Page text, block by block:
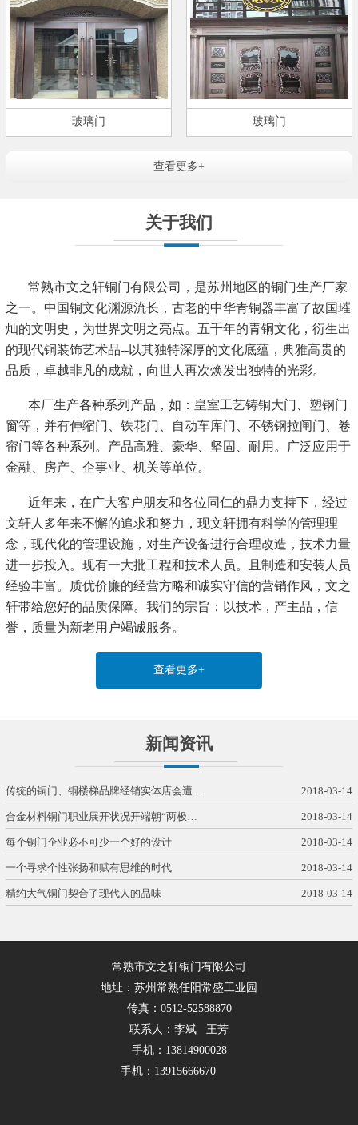
玻璃门 玻璃门
查看更多+
关于我们
常熟市文之轩铜门有限公司
，是苏州地区的铜门生产厂家
之一。中国铜文化渊源流长，古老的中华青铜器丰富了故国璀
灿的文明史，为世界文明之亮点。五千年的青铜文化，衍生出
的现代铜装饰艺术品--以其独特深厚的文化底蕴，典雅高贵的
品质，卓越非凡的成就，向世人再次焕发出独特的光彩。
本厂生产各种系列产品，如：皇室工艺铸铜大门、塑钢门
窗等，并有伸缩门、铁花门、自动车库门、不锈钢拉闸门、卷
帘门等各种系列。产品高雅、豪华、坚固、耐用。广泛应用于
金融、房产、企事业、机关等单位。
近年来，在广大客户朋友和各位同仁的鼎力支持下，经过
文轩人多年来不懈的追求和努力，现文轩拥有科学的管理理
念，现代化的管理设施，对生产设备进行合理改造，技术力量
进一步投入。现有一大批工程和技术人员。且制造和安装人员
经验丰富。质优价廉的经营方略和诚实守信的营销作风，文之
轩带给您好的品质保障。我们的宗旨：以技术，产主品，信
誉，质量为新老用户竭诚服务。
查看更多+
新闻资讯
传统的铜门、铜楼梯品牌经销实体店会遭… 2018-03-14
合金材料铜门职业展开状况开端朝“两极… 2018-03-14
每个铜门企业必不可少一个好的设计 2018-03-14
一个寻求个性张扬和赋有思维的时代 2018-03-14
精约大气铜门契合了现代人的品味 2018-03-14
常熟市文之轩铜门有限公司
地址：苏州常熟任阳常盛工业园
传真：0512-52588870
联系人：李斌 王芳
手机：13814900028
手机：13915666670